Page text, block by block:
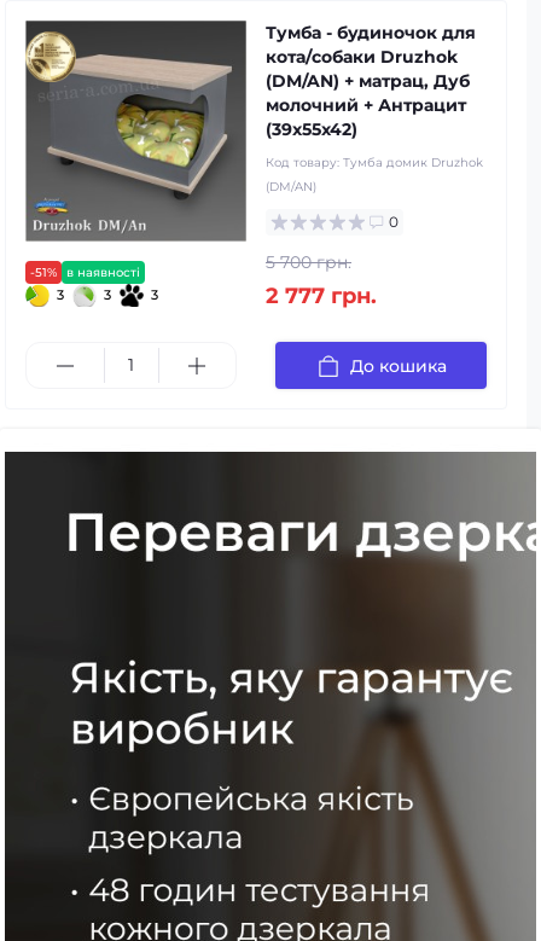
-51% в наявності
3 3 3
Тумба - будиночок для
кота/собаки Druzhok
(DM/AN) + матрац, Дуб
молочний + Антрацит
(39x55x42)
Код товару: Тумба домик Druzhok
(DM/AN)
0
5 700 грн.
2 777 грн.
До кошика